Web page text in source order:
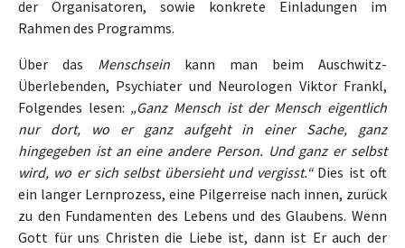
der Organisatoren, sowie konkrete Einladungen im
Rahmen des Programms.
Über das Menschsein kann man beim Auschwitz-
Überlebenden, Psychiater und Neurologen Viktor Frankl,
Folgendes lesen: „Ganz Mensch ist der Mensch eigentlich
nur dort, wo er ganz aufgeht in einer Sache, ganz
hingegeben ist an eine andere Person. Und ganz er selbst
wird, wo er sich selbst übersieht und vergisst.“Dies ist oft
ein langer Lernprozess, eine Pilgerreise nach innen, zurück
zu den Fundamenten des Lebens und des Glaubens. Wenn
Gott für uns Christen die Liebe ist, dann ist Er auch der